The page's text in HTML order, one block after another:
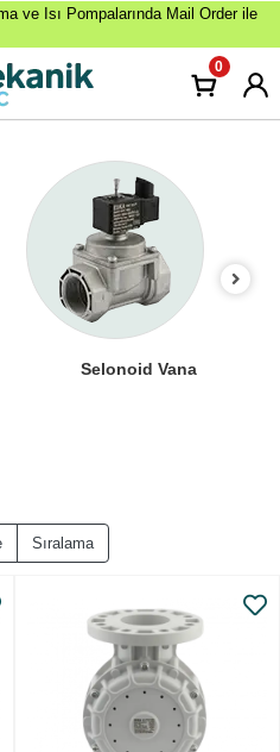
ve Isı Pompalarında Mail Order ile
0
Selonoid Vana
Sıralama